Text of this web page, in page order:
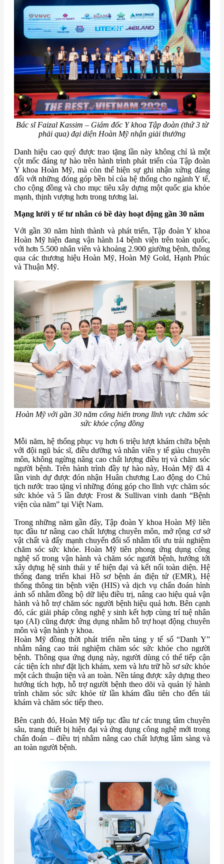
Bác sĩ Faizal Kassim – Giám đốc Y khoa Tập đoàn (thứ 3 từ
phải qua) đại diện Hoàn Mỹ nhận giải thưởng
Danh hiệu cao quý được trao tặng lần này không chỉ là một
cột mốc đáng tự hào trên hành trình phát triển của Tập đoàn
Y khoa Hoàn Mỹ, mà còn thể hiện sự ghi nhận xứng đáng
đối với những đóng góp bền bỉ của hệ thống cho ngành Y tế,
cho cộng đồng và cho mục tiêu xây dựng một quốc gia khỏe
mạnh, thịnh vượng hơn trong tương lai.
Mạng lưới y tế tư nhân có bề dày hoạt động gần 30 năm
Với gần 30 năm hình thành và phát triển, Tập đoàn Y khoa
Hoàn Mỹ hiện đang vận hành 14 bệnh viện trên toàn quốc,
với hơn 5.500 nhân viên và khoảng 2.900 giường bệnh, thông
qua các thương hiệu Hoàn Mỹ, Hoàn Mỹ Gold, Hạnh Phúc
và Thuận Mỹ.
Hoàn Mỹ với gần 30 năm cống hiến trong lĩnh vực chăm sóc
sức khỏe cộng đồng
Mỗi năm, hệ thống phục vụ hơn 6 triệu lượt khám chữa bệnh
với đội ngũ bác sĩ, điều dưỡng và nhân viên y tế giàu chuyên
môn, không ngừng nâng cao chất lượng điều trị và chăm sóc
người bệnh. Trên hành trình đầy tự hào này, Hoàn Mỹ đã 4
lần vinh dự được đón nhận Huân chương Lao động do Chủ
tịch nước trao tặng vì những đóng góp cho lĩnh vực chăm sóc
sức khỏe và 5 lần được Frost & Sullivan vinh danh “Bệnh
viện của năm” tại Việt Nam.
Trong những năm gần đây, Tập đoàn Y khoa Hoàn Mỹ liên
tục đầu tư nâng cao chất lượng chuyên môn, mở rộng cơ sở
vật chất và đẩy mạnh chuyển đổi số nhằm tối ưu trải nghiệm
chăm sóc sức khỏe. Hoàn Mỹ tiên phong ứng dụng công
nghệ số trong vận hành và chăm sóc người bệnh, hướng tới
xây dựng hệ sinh thái y tế hiện đại và kết nối toàn diện. Hệ
thống đang triển khai Hồ sơ bệnh án điện tử (EMR), Hệ
thống thông tin bệnh viện (HIS) và dịch vụ chẩn đoán hình
ảnh số nhằm đồng bộ dữ liệu điều trị, nâng cao hiệu quả vận
hành và hỗ trợ chăm sóc người bệnh hiệu quả hơn. Bên cạnh
đó, các giải pháp công nghệ y sinh kết hợp cùng trí tuệ nhân
tạo (AI) cũng được ứng dụng nhằm hỗ trợ hoạt động chuyên
môn và vận hành y khoa.
Hoàn Mỹ đồng thời phát triển nền tảng y tế số “Danh Y”
nhằm nâng cao trải nghiệm chăm sóc sức khỏe cho người
bệnh. Thông qua ứng dụng này, người dùng có thể tiếp cận
các tiện ích như đặt lịch khám, xem và lưu trữ hồ sơ sức khỏe
một cách thuận tiện và an toàn. Nền tảng được xây dựng theo
hướng tích hợp, hỗ trợ người bệnh theo dõi và quản lý hành
trình chăm sóc sức khỏe từ lần khám đầu tiên cho đến tái
khám và chăm sóc tiếp theo.
Bên cạnh đó, Hoàn Mỹ tiếp tục đầu tư các trung tâm chuyên
sâu, trang thiết bị hiện đại và ứng dụng công nghệ mới trong
chẩn đoán – điều trị nhằm nâng cao chất lượng lâm sàng và
an toàn người bệnh.